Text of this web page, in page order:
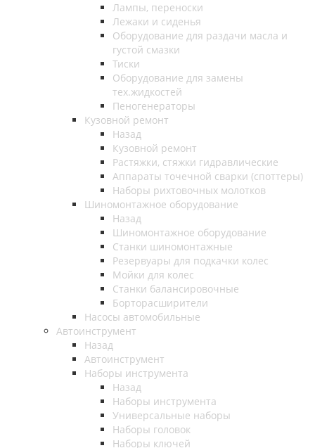
Лампы, переноски
Лежаки и сиденья
Оборудование для раздачи масла и
густой смазки
Тиски
Оборудование для замены
тех.жидкостей
Пеногенераторы
Кузовной ремонт
Назад
Кузовной ремонт
Растяжки, стяжки гидравлические
Аппараты точечной сварки (споттеры)
Наборы рихтовочных молотков
Шиномонтажное оборудование
Назад
Шиномонтажное оборудование
Станки шиномонтажные
Резервуары для подкачки колес
Мойки для колес
Станки балансировочные
Борторасширители
Насосы автомобильные
Автоинструмент
Назад
Автоинструмент
Наборы инструмента
Назад
Наборы инструмента
Универсальные наборы
Наборы головок
Наборы ключей